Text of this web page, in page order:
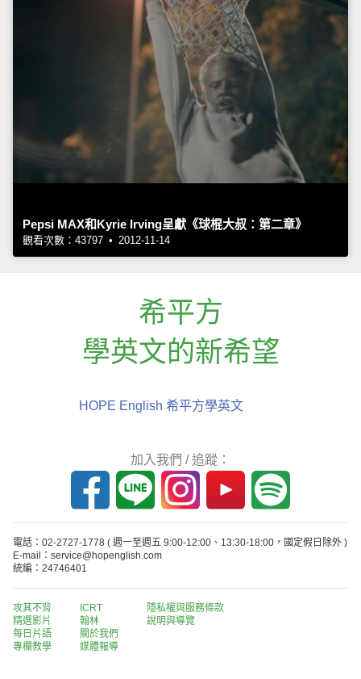
Pepsi MAX和Kyrie Irving呈獻《球棍大叔：第二章》
觀看次數：43797 • 2012-11-14
希平方
學英文的新希望
HOPE English 希平方學英文
加入我們 / 追蹤：
電話：02-2727-1778 ( 週一至週五 9:00-12:00、13:30-18:00，國定假日除外 )
E-mail：service@hopenglish.com
統編：24746401
攻其不背
精選影片
每日片語
專欄教學
ICRT
翰林
關於我們
媒體報導
隱私權與服務條款
說明與導覽